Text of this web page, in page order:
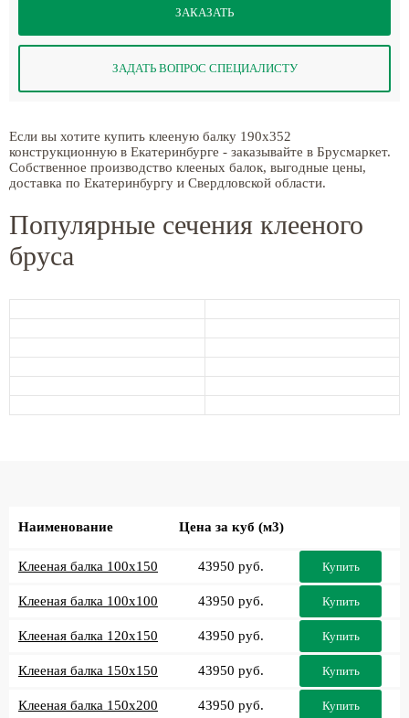
ЗАКАЗАТЬ
ЗАДАТЬ ВОПРОС СПЕЦИАЛИСТУ
Если вы хотите купить клееную балку 190x352
конструкционную в Екатеринбурге - заказывайте в Брусмаркет.
Собственное производство клееных балок, выгодные цены,
доставка по Екатеринбургу и Свердловской области.
Популярные сечения клееного
бруса
Наименование Цена за куб (м3)
Клееная балка 100x150 43950 руб. Купить
Клееная балка 100x100 43950 руб. Купить
Клееная балка 120x150 43950 руб. Купить
Клееная балка 150x150 43950 руб. Купить
Клееная балка 150x200 43950 руб. Купить